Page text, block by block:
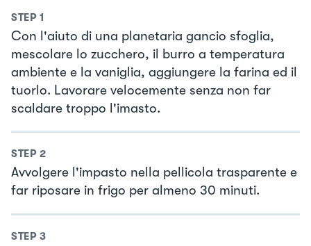
STEP 1
Con l'aiuto di una planetaria gancio sfoglia,
mescolare lo zucchero, il burro a temperatura
ambiente e la vaniglia, aggiungere la farina ed il
tuorlo. Lavorare velocemente senza non far
scaldare troppo l'imasto.
STEP 2
Avvolgere l'impasto nella pellicola trasparente e
far riposare in frigo per almeno 30 minuti.
STEP 3